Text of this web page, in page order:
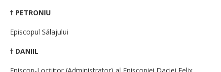
† PETRONIU
Episcopul Sălajului
† DANIIL